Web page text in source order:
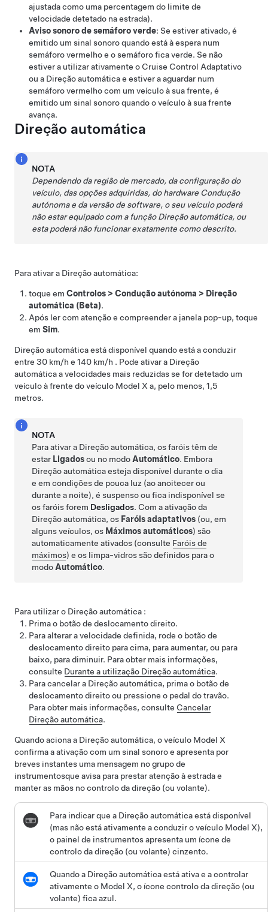
ajustada como uma percentagem do limite de
velocidade detetado na estrada).
Aviso sonoro de semáforo verde: Se estiver ativado, é
emitido um sinal sonoro quando está à espera num
semáforo vermelho e o semáforo fica verde. Se não
estiver a utilizar ativamente o Cruise Control Adaptativo
ou a Direção automáticae estiver a aguardar num
semáforo vermelho com um veículo à sua frente, é
emitido um sinal sonoro quando o veículo à sua frente
avança.
Direção automática
NOTA
Dependendo da região de mercado, da configuração do
veículo, das opções adquiridas, do hardware Condução
autónomae da versão de software, o seu veículo poderá
não estar equipado com a funçãoDireção automática, ou
esta poderá não funcionar exatamente como descrito.
Para ativar a Direção automática:
toque em Controlos > Condução autónoma > Direção
automática (Beta).
Após ler com atenção e compreender a janela pop-up, toque
em Sim.
Direção automáticaestá disponível quando está a conduzir
entre 30 km/h e 140 km/h . Pode ativar a Direção
automáticaa velocidades mais reduzidas se for detetado um
veículo à frente do veículo Model X a, pelo menos, 1,5
metros.
NOTA
Para ativar a Direção automática, os faróis têm de
estar Ligadosou no modo Automático. Embora
Direção automáticaesteja disponível durante o dia
e em condições de pouca luz (ao anoitecer ou
durante a noite), é suspenso ou fica indisponível se
os faróis forem Desligados. Com a ativação da
Direção automática, os Faróis adaptativos (ou, em
alguns veículos, os Máximos automáticos) são
automaticamente ativados (consulte Faróis de
máximos) eos limpa-vidros são definidos para o
modo Automático.
Para utilizar o Direção automática :
Prima o botão de deslocamento direito.
Para alterar a velocidade definida, rode o botão de
deslocamento direito para cima, para aumentar, ou para
baixo, para diminuir. Para obter mais informações,
consulte Durante a utilização Direção automática.
Para cancelar a Direção automática, prima o botão de
deslocamento direitoou pressione o pedal do travão.
Para obter mais informações, consulte Cancelar
Direção automática.
Quando aciona a Direção automática, o veículo Model X
confirma a ativação com um sinal sonoro e apresenta por
breves instantes uma mensagem nogrupo de
instrumentosque avisa para prestar atenção à estrada e
manter as mãos nocontrolo da direção (ou volante).
Para indicar que a Direção automáticaestá disponível
(mas não está ativamente a conduzir o veículo Model X),
o painel de instrumentosapresenta um ícone de
controlo da direção (ou volante) cinzento.
Quando a Direção automáticaestá ativa e a controlar
ativamente o Model X, o íconecontrolo da direção (ou
volante) fica azul.